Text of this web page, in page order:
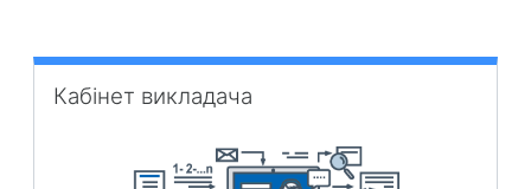
Кабінет викладача überspringen
Кабінет викладача